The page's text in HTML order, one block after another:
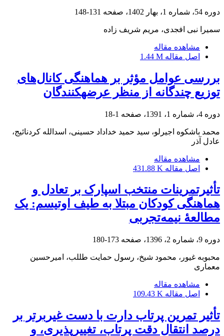
دوره 54، شماره 1، بهار 1402، صفحه 131-148
سمیرا نبی افجدی، مریم شریف زاده
مشاهده مقاله
اصل مقاله 1.44 M
بررسی عوامل مؤثر بر هماهنگی کانال‌های
توزیع چندگانه از منظر عرضه‎کنندگان
دوره 4، شماره 1، 1391، صفحه 1-18
محمد باشکوه اجیرلو، سید حمید خداداد حسینی، اسدالله کردنائیج،
عادل آذر
مشاهده مقاله
اصل مقاله 431.88 K
تأثیرتمرینات منتخب اسپارک بر تعادل و
هماهنگی کودکان مبتلا به طیف اوتیسم: یک
مطالعۀ نیمه‌تجربی
دوره 9، شماره 2، 1396، صفحه 173-180
محبوبه غیور، محمود شیخ، رسول حمایت طللب، امیرحسین
معماری
مشاهده مقاله
اصل مقاله 109.43 K
تأثیر تمرین پرتاب دارت با دست غیربرتر بر
درصد انتقال دقت پرتاب، تغییرپذیری، و